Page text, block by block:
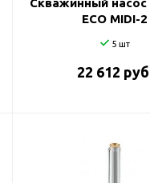
Скважинный насос
ECO MIDI-2
5 шт
22 612